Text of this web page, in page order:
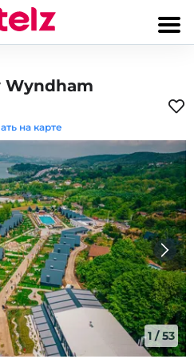
Wyndham
на карте
1 /53